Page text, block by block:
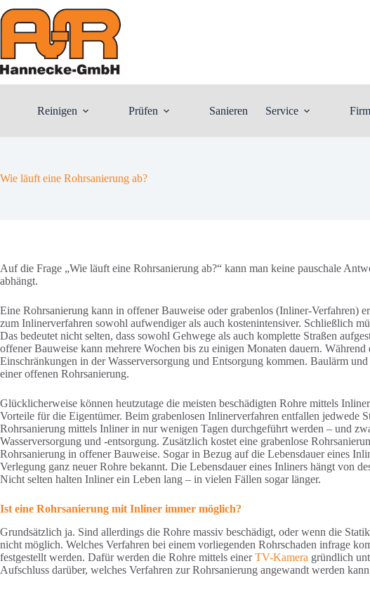
Inhalt
springen
Reinigen Prüfen Sanieren Service
Wie läuft eine Rohrsanierung ab?
Auf die Frage „Wie läuft eine Rohrsanierung ab?“ kann man keine pauschale
abhängt.
Eine Rohrsanierung kann in offener Bauweise oder grabenlos (Inliner-Verfahren)
zum Inlinerverfahren sowohl aufwendiger als auch kostenintensiver. Schließlich
Das bedeutet nicht selten, dass sowohl Gehwege als auch komplette Straßen
offener Bauweise kann mehrere Wochen bis zu einigen Monaten dauern.
Einschränkungen in der Wasserversorgung und Entsorgung kommen. Baulärm
einer offenen Rohrsanierung.
Glücklicherweise können heutzutage die meisten beschädigten Rohre mittels
Vorteile für die Eigentümer. Beim grabenlosen Inlinerverfahren entfallen jedwede
Rohrsanierung mittels Inliner in nur wenigen Tagen durchgeführt werden – und
Wasserversorgung und -entsorgung. Zusätzlich kostet eine grabenlose
Rohrsanierung in offener Bauweise. Sogar in Bezug auf die Lebensdauer eines
Verlegung ganz neuer Rohre bekannt. Die Lebensdauer eines Inliners hängt von
Nicht selten halten Inliner ein Leben lang – in vielen Fällen sogar länger.
Ist eine Rohrsanierung mit Inliner immer möglich?
Grundsätzlich ja. Sind allerdings die Rohre massiv beschädigt, oder wenn die
nicht möglich. Welches Verfahren bei einem vorliegenden Rohrschaden infrage
festgestellt werden. Dafür werden die Rohre mittels einerTV-Kamera gründlich
Aufschluss darüber, welches Verfahren zur Rohrsanierung angewandt werden